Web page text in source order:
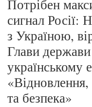
Потрібен
сигнал Росії:
з Україною,
Глави
українському
та безпека»